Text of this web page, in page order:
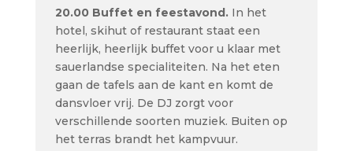
20.00 Buffet en feestavond.In het
hotel, skihut of restaurant staat een
heerlijk, heerlijk buffet voor u klaar met
sauerlandse specialiteiten. Na het eten
gaan de tafels aan de kant en komt de
dansvloer vrij. De DJ zorgt voor
verschillende soorten muziek. Buiten op
het terras brandt het kampvuur.